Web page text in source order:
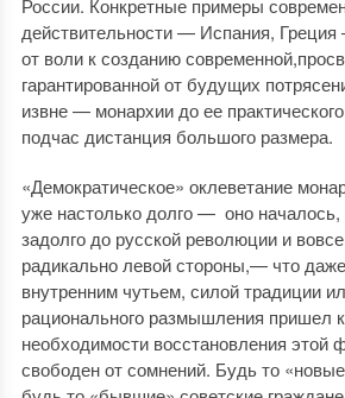
России. Конкретные примеры
действительности — Испания,
от воли к созданию
гарантированной от будущих
извне — монархии до ее
подчас дистанция большого размера.
«Демократическое» оклеветание
уже настолько долго — оно началось,
задолго до русской революции и
радикально левой стороны,— что
внутренним чутьем, силой традиции
рационального размышления пришел
необходимости восстановления этой
свободен от сомнений. Будь то